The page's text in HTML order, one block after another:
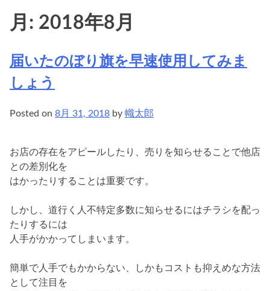
月: 2018年8月
届いたのぼり旗を早速使用してみま
しょう
Posted on 8月 31, 2018 by 幟太郎
お店の存在をアピールしたり、売りを知らせることで他店
との差別化を
はかったりすることは重要です。
しかし、道行く人不特定多数に知らせるにはチラシを配っ
たりするには
人手がかかってしまいます。
簡単で人手でもかからない、しかもコストも抑えめな方法
として注目を